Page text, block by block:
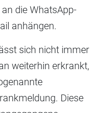
die WhatsApp-
anhängen.
sich nicht immer
weiterhin erkrankt,
Diese